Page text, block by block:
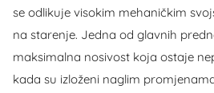
se odlikuje visokim mehaničkim
na starenje. Jedna od glavnih
maksimalna nosivost koja ostaje
kada su izloženi naglim